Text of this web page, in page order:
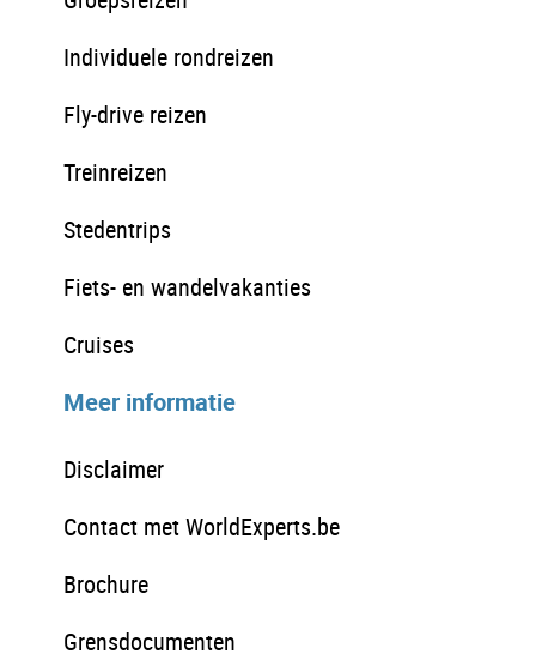
Individuele rondreizen
Fly-drive reizen
Treinreizen
Stedentrips
Fiets- en wandelvakanties
Cruises
Meer informatie
Disclaimer
Contact met WorldExperts.be
Brochure
Grensdocumenten